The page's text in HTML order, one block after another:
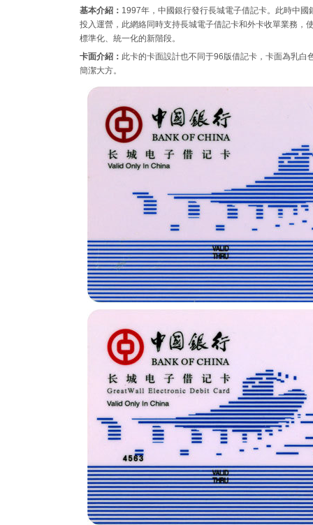
基本介紹： 1997年，中國銀行發行長城電子借記卡。此時中
投入運營，此網絡同時支持長城電子借記卡和外卡收單業務，
標準化、統一化的新階段。
卡面介紹： 此卡的卡面設計也不同于96版借記卡，卡面為乳白
簡潔大方。